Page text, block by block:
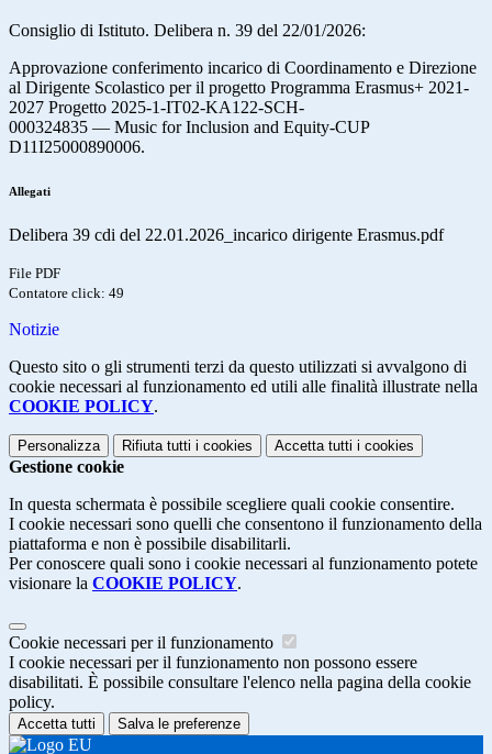
Consiglio di Istituto. Delibera n. 39 del 22/01/2026:
Approvazione conferimento incarico di Coordinamento e Direzione
al Dirigente Scolastico per il progetto Programma Erasmus+ 2021-
2027 Progetto 2025-1-IT02-KA122-SCH-
000324835 — Music for Inclusion and Equity-CUP
D11I25000890006.
Allegati
Delibera 39 cdi del 22.01.2026_incarico dirigente Erasmus.pdf
File PDF
Contatore click: 49
Notizie
Questo sito o gli strumenti terzi da questo utilizzati si avvalgono di
cookie necessari al funzionamento ed utili alle finalità illustrate nella
COOKIE POLICY.
Personalizza Rifiuta tutti i cookies Accetta tutti i cookies
Gestione cookie
In questa schermata è possibile scegliere quali cookie consentire.
I cookie necessari sono quelli che consentono il funzionamento della
piattaforma e non è possibile disabilitarli.
Per conoscere quali sono i cookie necessari al funzionamento potete
visionare la COOKIE POLICY.
Cookie necessari per il funzionamento
I cookie necessari per il funzionamento non possono essere
disabilitati. È possibile consultare l'elenco nella pagina della cookie
policy.
Accetta tutti Salva le preferenze